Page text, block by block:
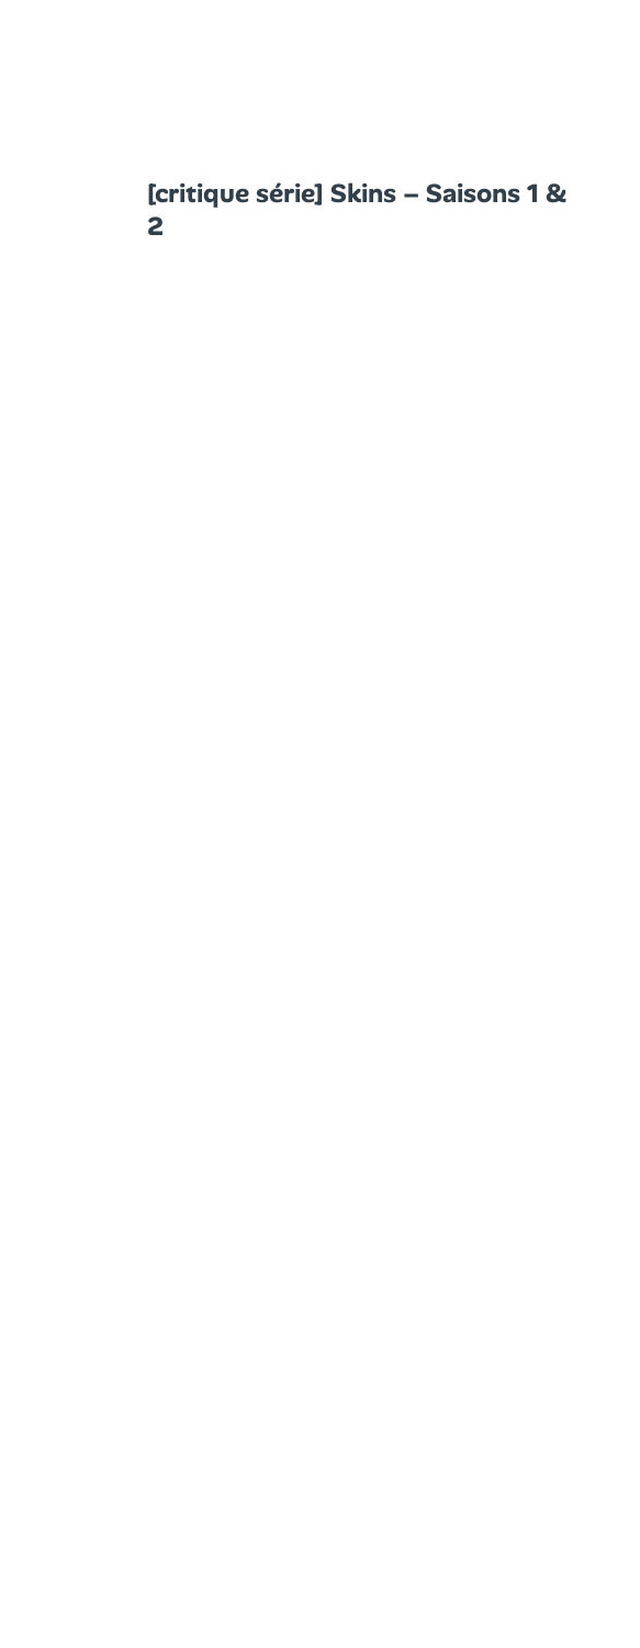
[critique série] Skins – Saisons 1 &
2